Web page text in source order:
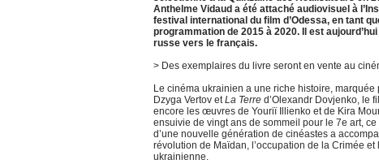
Anthelme Vidaud a été attaché audiovisuel à
festival international du film d’Odessa, en tant
programmation de 2015 à 2020. Il est
russe vers le français.
> Des exemplaires du livre seront en vente au
Le cinéma ukrainien a une riche histoire,
Dzyga Vertov etLa Terre d’Olexandr Dovjenko, le
encore les œuvres de Youriï Illienko et de Kira
ensuivie de vingt ans de sommeil pour le 7e art,
d’une nouvelle génération de cinéastes a
révolution de Maïdan, l’occupation de la Crimée
ukrainienne.